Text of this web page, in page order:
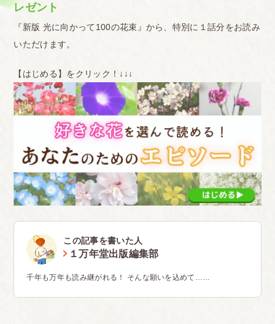
レゼント
『新版 光に向かって100の花束』から、特別に１話分をお読み
いただけます。
【はじめる】をクリック！↓↓↓
この記事を書いた人
１万年堂出版編集部
千年も万年も読み継がれる！ そんな願いを込めて……